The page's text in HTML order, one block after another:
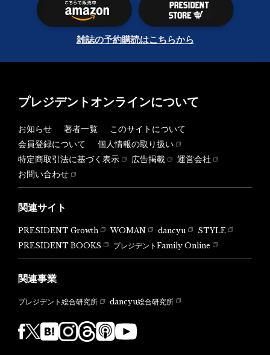
雑誌の予約購読はこちらから
プレジデントオンラインについて
お知らせ 著者一覧
このサイトについて
会員登録について
個人情報の取り扱い
特定商取引法に基づく表示
広告掲載
運営会社
お問い合わせ
関連サイト
PRESIDENT Growth WOMAN dancyu
STYLE
PRESIDENT BOOKS
プレジデントFamily Online
関連事業
プレジデント総合研究所 dancyu総合研究所